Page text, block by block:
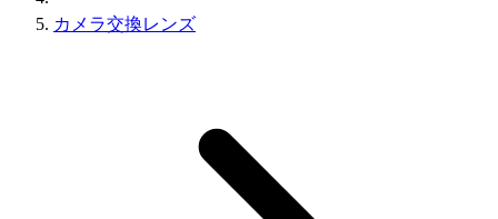
カメラ交換レンズ